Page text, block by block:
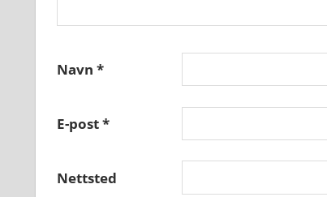
Navn *
E-post*
Nettsted